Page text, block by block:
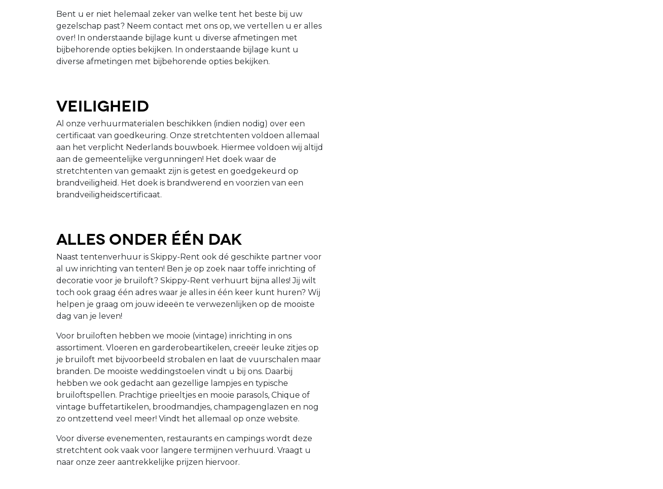
Bent u er niet helemaal zeker van welke tent het beste bij uw
gezelschap past? Neem contact met ons op, we vertellen u er alles
over! In onderstaande bijlage kunt u diverse afmetingen met
bijbehorende opties bekijken. In onderstaande bijlage kunt u
diverse afmetingen met bijbehorende opties bekijken.
Veiligheid
Al onze verhuurmaterialen beschikken (indien nodig) over een
certificaat van goedkeuring. Onze stretchtenten voldoen allemaal
aan het verplicht Nederlands bouwboek. Hiermee voldoen wij altijd
aan de gemeentelijke vergunningen! Het doek waar de
stretchtenten van gemaakt zijn is getest en goedgekeurd op
brandveiligheid. Het doek is brandwerend en voorzien van een
brandveiligheidscertificaat.
Alles onder één dak
Naast tentenverhuur is Skippy-Rent ook dé geschikte partner voor
al uw inrichting van tenten! Ben je op zoek naar toffe inrichting of
decoratie voor je bruiloft? Skippy-Rent verhuurt bijna alles! Jij wilt
toch ook graag één adres waar je alles in één keer kunt huren? Wij
helpen je graag om jouw ideeën te verwezenlijken op de mooiste
dag van je leven!
Voor bruiloften hebben we mooie (vintage) inrichting in ons
assortiment. Vloeren en garderobeartikelen, creeër leuke zitjes op
je bruiloft met bijvoorbeeld strobalen en laat de vuurschalen maar
branden. De mooiste weddingstoelen vindt u bij ons. Daarbij
hebben we ook gedacht aan gezellige lampjes en typische
bruiloftspellen. Prachtige prieeltjes en mooie parasols, Chique of
vintage buffetartikelen, broodmandjes, champagenglazen en nog
zo ontzettend veel meer! Vindt het allemaal op onze website.
Voor diverse evenementen, restaurants en campings wordt deze
stretchtent ook vaak voor langere termijnen verhuurd. Vraagt u
naar onze zeer aantrekkelijke prijzen hiervoor.